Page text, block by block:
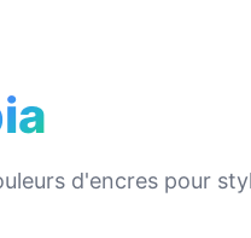
d'encres pour